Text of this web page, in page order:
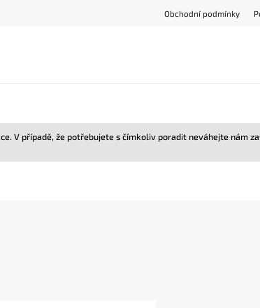
Obchodní podmínky
V případě, že potřebujete s čímkoliv poradit neváhejte nám